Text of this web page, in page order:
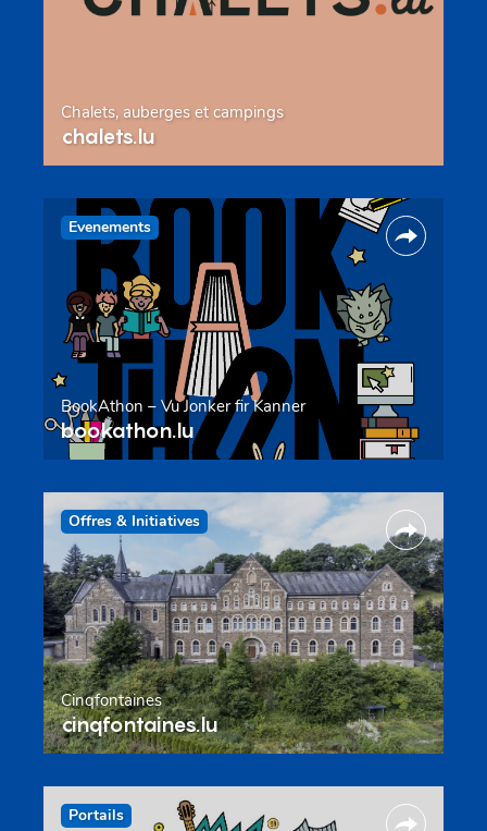
Chalets, auberges et campings
chalets.lu
Evenements
BookAthon – Vu Jonker fir Kanner
bookathon.lu
Offres & Initiatives
Cinqfontaines
cinqfontaines.lu
Portails